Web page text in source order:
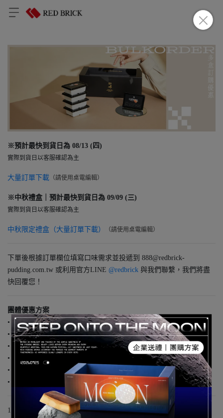
※預計最快到貨日為 08/13 (四)
實際到貨日以客服確認為主
大量訂單下載 （請使用桌電編輯）
※中秋禮盒｜ 預計最快到貨日為 09/09 (三)
實際到貨日以客服確認為主
中秋限定禮盒（大量訂單下載） （請使用桌電編輯）
下單後根據訂單欄位填寫口味需求並投遞到 888@redbrick-
pudding.com.tw 或利用官方LINE @redbrick 與我們聯繫，我們將盡
快回覆您！
團體優惠方案
• 1盒︱620元／盒
• 2~5盒︱560元／盒 (現省120元起)
• 6~11盒︱520元／盒 (現省600元起)
• 12~23盒︱460元／盒 (現省1920元起)
• 24~47盒︱450元／盒 (現省4080元起)
• 48盒以上︱430元／盒 (現省9120起)
1.價格已含低溫宅配運費，冷藏食品不建議離島配送